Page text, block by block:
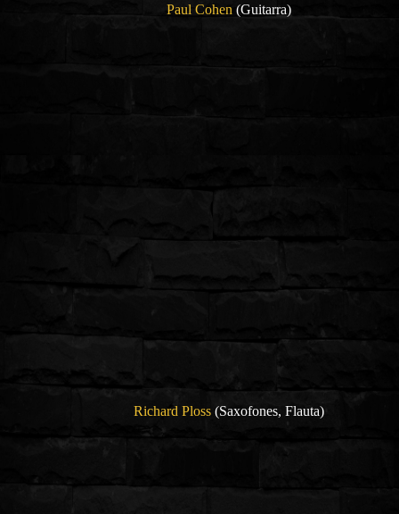
Paul Cohen (Guitarra)
Richard Ploss (Saxofones, Flauta)